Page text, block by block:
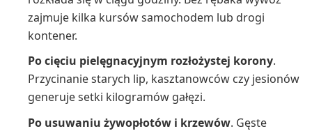
zajmuje kilka kursów samochodem lub drogi
kontener.
Po cięciu pielęgnacyjnym rozłożystej korony.
Przycinanie starych lip, kasztanowców czy jesionów
generuje setki kilogramów gałęzi.
Po usuwaniu żywopłotów i krzewów. Gęste